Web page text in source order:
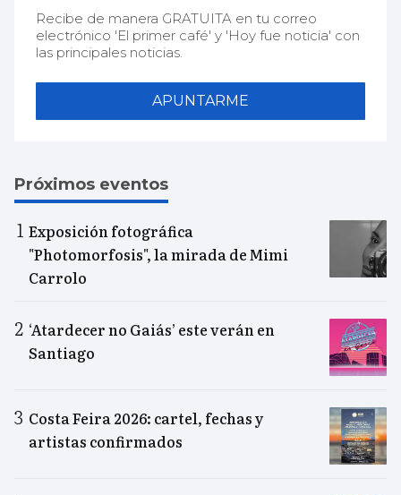
Recibe de manera GRATUITA en tu correo
electrónico 'El primer café' y 'Hoy fue noticia' con
las principales noticias.
APUNTARME
Próximos eventos
Exposición fotográfica
"Photomorfosis", la mirada de Mimi
Carrolo
‘Atardecer no Gaiás’ este verán en
Santiago
Costa Feira 2026: cartel, fechas y
artistas confirmados